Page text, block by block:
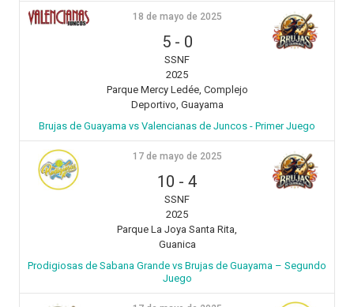
18 de mayo de 2025
5- 0
SSNF
2025
Parque Mercy Ledée, Complejo
Deportivo, Guayama
Brujas de Guayama vs Valencianas de Juncos - Primer Juego
17 de mayo de 2025
10 - 4
SSNF
2025
Parque La Joya Santa Rita,
Guanica
Prodigiosas de Sabana Grande vs Brujas de Guayama – Segundo
Juego